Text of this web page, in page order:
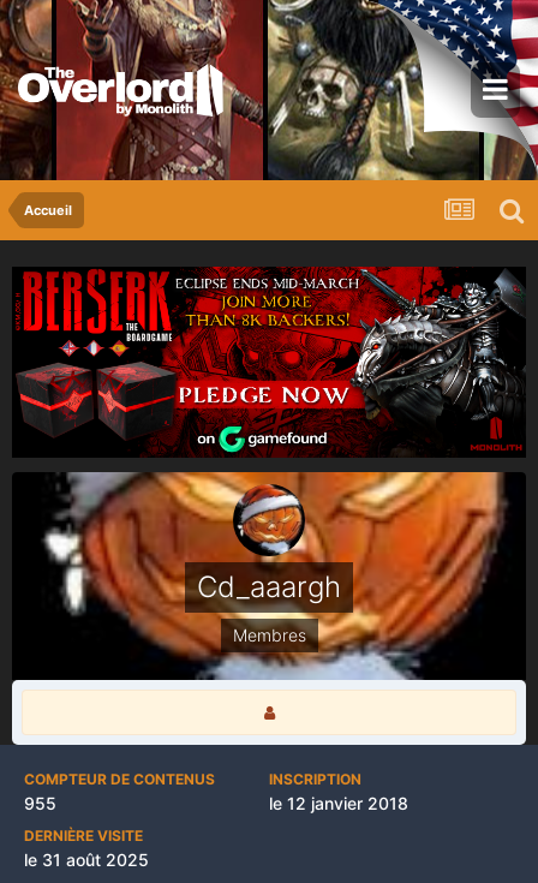
Accueil
Cd_aaargh
Membres
COMPTEUR DE CONTENUS
955
INSCRIPTION
le 12 janvier 2018
DERNIÈRE VISITE
le 31 août 2025